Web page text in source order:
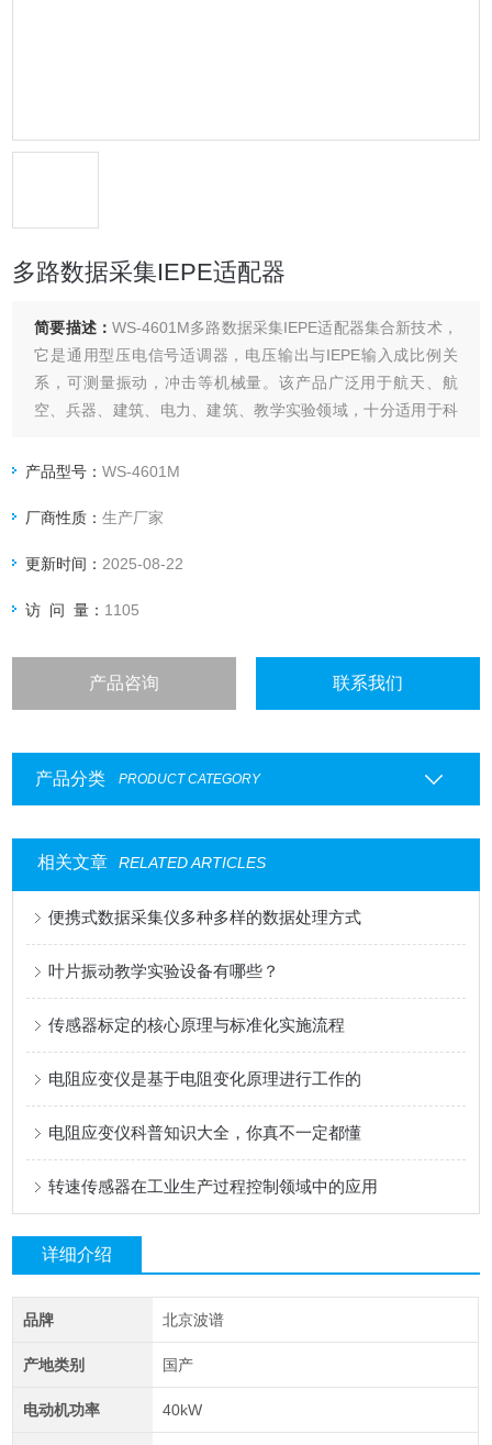
多路数据采集IEPE适配器
简要描述：WS-4601M多路数据采集IEPE适配器集合新技术，
它是通用型压电信号适调器，电压输出与IEPE输入成比例关
系，可测量振动，冲击等机械量。该产品广泛用于航天、航
空、兵器、建筑、电力、建筑、教学实验领域，十分适用于科
产品型号：WS-4601M
厂商性质：生产厂家
更新时间： 2025-08-22
访 问 量： 1105
产品咨询 联系我们
产品分类 PRODUCT CATEGORY
相关文章 RELATED ARTICLES
便携式数据采集仪多种多样的数据处理方式
叶片振动教学实验设备有哪些？
传感器标定的核心原理与标准化实施流程
电阻应变仪是基于电阻变化原理进行工作的
电阻应变仪科普知识大全，你真不一定都懂
转速传感器在工业生产过程控制领域中的应用
详细介绍
品牌 北京波谱
产地类别 国产
电动机功率 40kW